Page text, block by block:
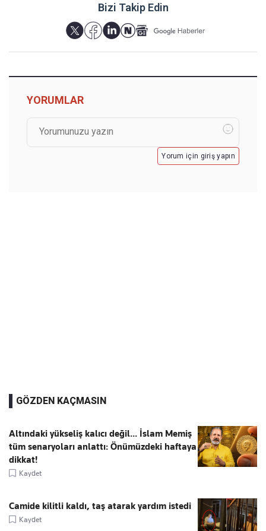
Bizi Takip Edin
YORUMLAR
Yorum için giriş yapın
GÖZDEN KAÇMASIN
Altındaki yükseliş kalıcı değil... İslam Memiş
tüm senaryoları anlattı: Önümüzdeki haftaya
dikkat!
Kaydet
Camide kilitli kaldı, taş atarak yardım istedi
Kaydet